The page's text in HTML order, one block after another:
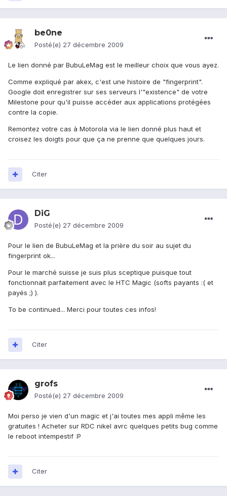
be0ne
Posté(e) 27 décembre 2009
Le lien donné par BubuLeMag est le meilleur choix que vous ayez.
Comme expliqué par akex, c'est une histoire de "fingerprint".
Google doit enregistrer sur ses serveurs l'"existence" de votre
Milestone pour qu'il puisse accéder aux applications protégées
contre la copie.
Remontez votre cas à Motorola via le lien donné plus haut et
croisez les doigts pour que ça ne prenne que quelques jours.
Citer
DiG
Posté(e) 27 décembre 2009
Pour le lien de BubuLeMag et la prière du soir au sujet du
fingerprint ok...
Pour le marché suisse je suis plus sceptique puisque tout
fonctionnait parfaitement avec le HTC Magic (softs payants :( et
payés ;) ).
To be continued... Merci pour toutes ces infos!
Citer
grofs
Posté(e) 27 décembre 2009
Moi perso je vien d'un magic et j'ai toutes mes appli même les
gratuites ! Acheter sur RDC nikel avrc quelques petits bug comme
le reboot intempestif :P
Citer